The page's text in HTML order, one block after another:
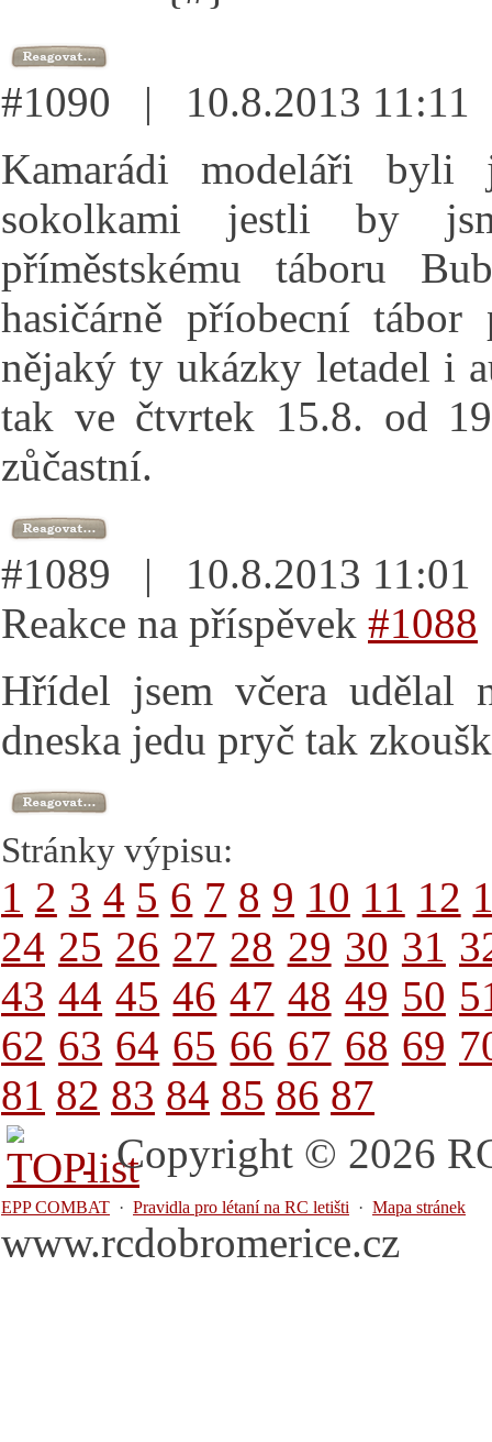
#1090 | 10.8.2013
Kamarádi modeláři byli
sokolkami jestli by
příměstskému táboru
hasičárně příobecní
nějaký ty ukázky letadel i
tak ve čtvrtek 15.8. od
zůčastní.
#1089 | 10.8.2013
Reakce na příspěvek #1088
Hřídel jsem včera udělal
dneska jedu pryč tak
Stránky výpisu:
1 2 3 4 5 6 7 8 9 10 11 12
24 25 26 27 28 29 30 31
43 44 45 46 47 48 49 50
62 63 64 65 66 67 68 69
81 82 83 84 85 86 87
Copyright © 2026
EPP COMBAT · Pravidla pro létaní na RC letišti · Mapa stránek
www.rcdobromerice.cz